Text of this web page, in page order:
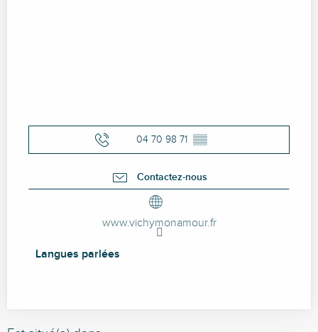
04 70 98 71 ▒▒
Contactez-nous
www.vichymonamour.fr
Langues parlées
Langues parlées